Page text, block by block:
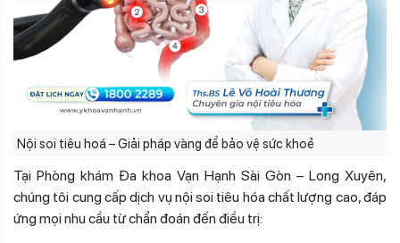
Nội soi tiêu hoá – Giải pháp vàng để bảo vệ sức khoẻ
Tại Phòng khám Đa khoa Vạn Hạnh Sài Gòn – Long Xuyên,
chúng tôi cung cấp dịch vụ nội soi tiêu hóa chất lượng cao, đáp
ứng mọi nhu cầu từ chẩn đoán đến điều trị: